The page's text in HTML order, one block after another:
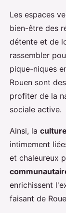
Les espaces
bien-être des
détente et de
rassembler
pique-niques
Rouen sont
profiter de la
sociale active.
Ainsi, la
intimement
et chaleureux
enrichissent
faisant de